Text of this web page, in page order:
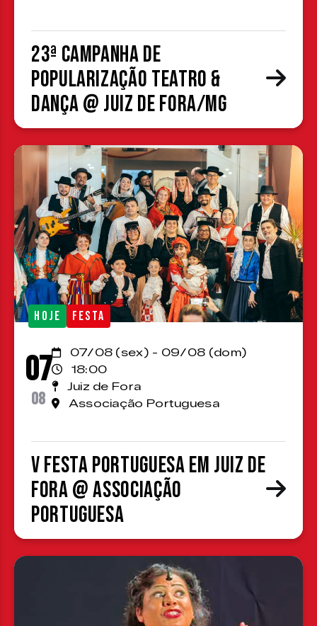
23ª Campanha de
Popularização Teatro &
Dança @ Juiz de Fora/MG
HOJE FESTA
07
08
07/08 (sex) - 09/08 (dom)
18:00
Juiz de Fora
Associação Portuguesa
V Festa Portuguesa em Juiz de
Fora @ Associação
Portuguesa